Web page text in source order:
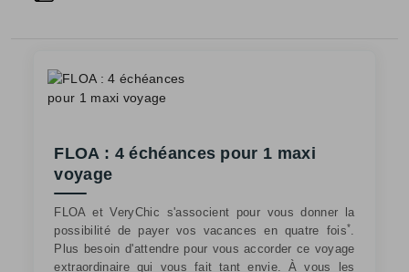
FLOA : 4 échéances pour 1 maxi
voyage
FLOA et VeryChic s'associent pour vous donner la
possibilité de payer vos vacances en quatre fois*.
Plus besoin d'attendre pour vous accorder ce voyage
extraordinaire qui vous fait tant envie. À vous les